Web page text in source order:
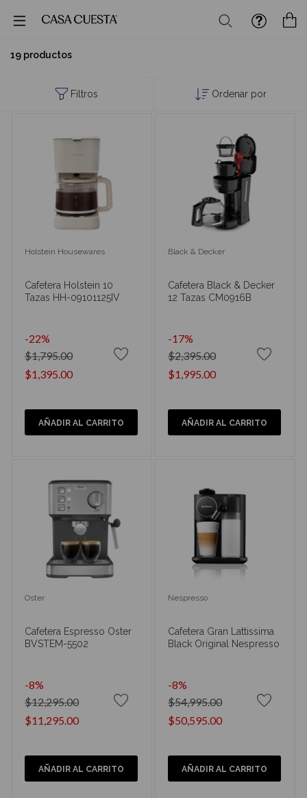
Buscar
19 productos
Filtros Ordenar por
Holstein Housewares
Cafetera Holstein 10
Tazas HH-09101125IV
$1,395.00
$1,795.00
-22%
AÑADIR AL CARRITO
Black & Decker
Cafetera Black & Decker
12 Tazas CM0916B
$1,995.00
$2,395.00
-17%
AÑADIR AL CARRITO
Oster
Cafetera Espresso Oster
BVSTEM-5502
$11,295.00
$12,295.00
-8%
AÑADIR AL CARRITO
Nespresso
Cafetera Gran Lattissima
Black Original Nespresso
$50,595.00
$54,995.00
-8%
AÑADIR AL CARRITO